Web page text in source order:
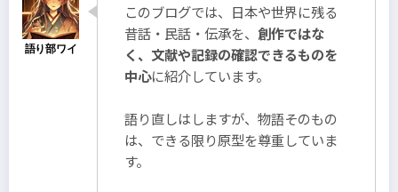
このブログでは、日本や世界に残る
昔話・民話・伝承を、 創作ではな
く、文献や記録の確認できるものを
中心に紹介しています。
語り直しはしますが、物語そのもの
は、できる限り原型を尊重していま
す。